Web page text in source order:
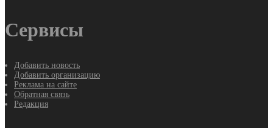
Сервисы
Добавить новость
Добавить организацию
Реклама на сайте
Обратная связь
Редакция